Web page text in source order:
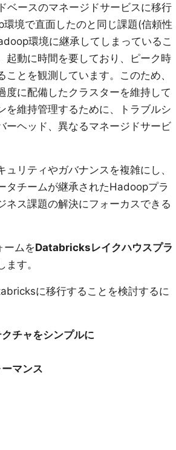
ベースのマネージドサービスに移行
境で直面したのと同じ課題(信頼性
環境に継承してしまっているこ
起動に時間を要しており、ピーク時
とを観測しています。このため、
度に配備したクラスターを維持して
を維持管理するために、トラブルシ
ーヘッド、異なるマネージドサービ
リティやガバナンスを複雑にし、
タチームが継承されたHadoopプラ
ネス課題の解決にフォーカスできる
ームをDatabricksレイクハウスプラ
す。
に移行することを検討するに
チャをシンプルに
マンス